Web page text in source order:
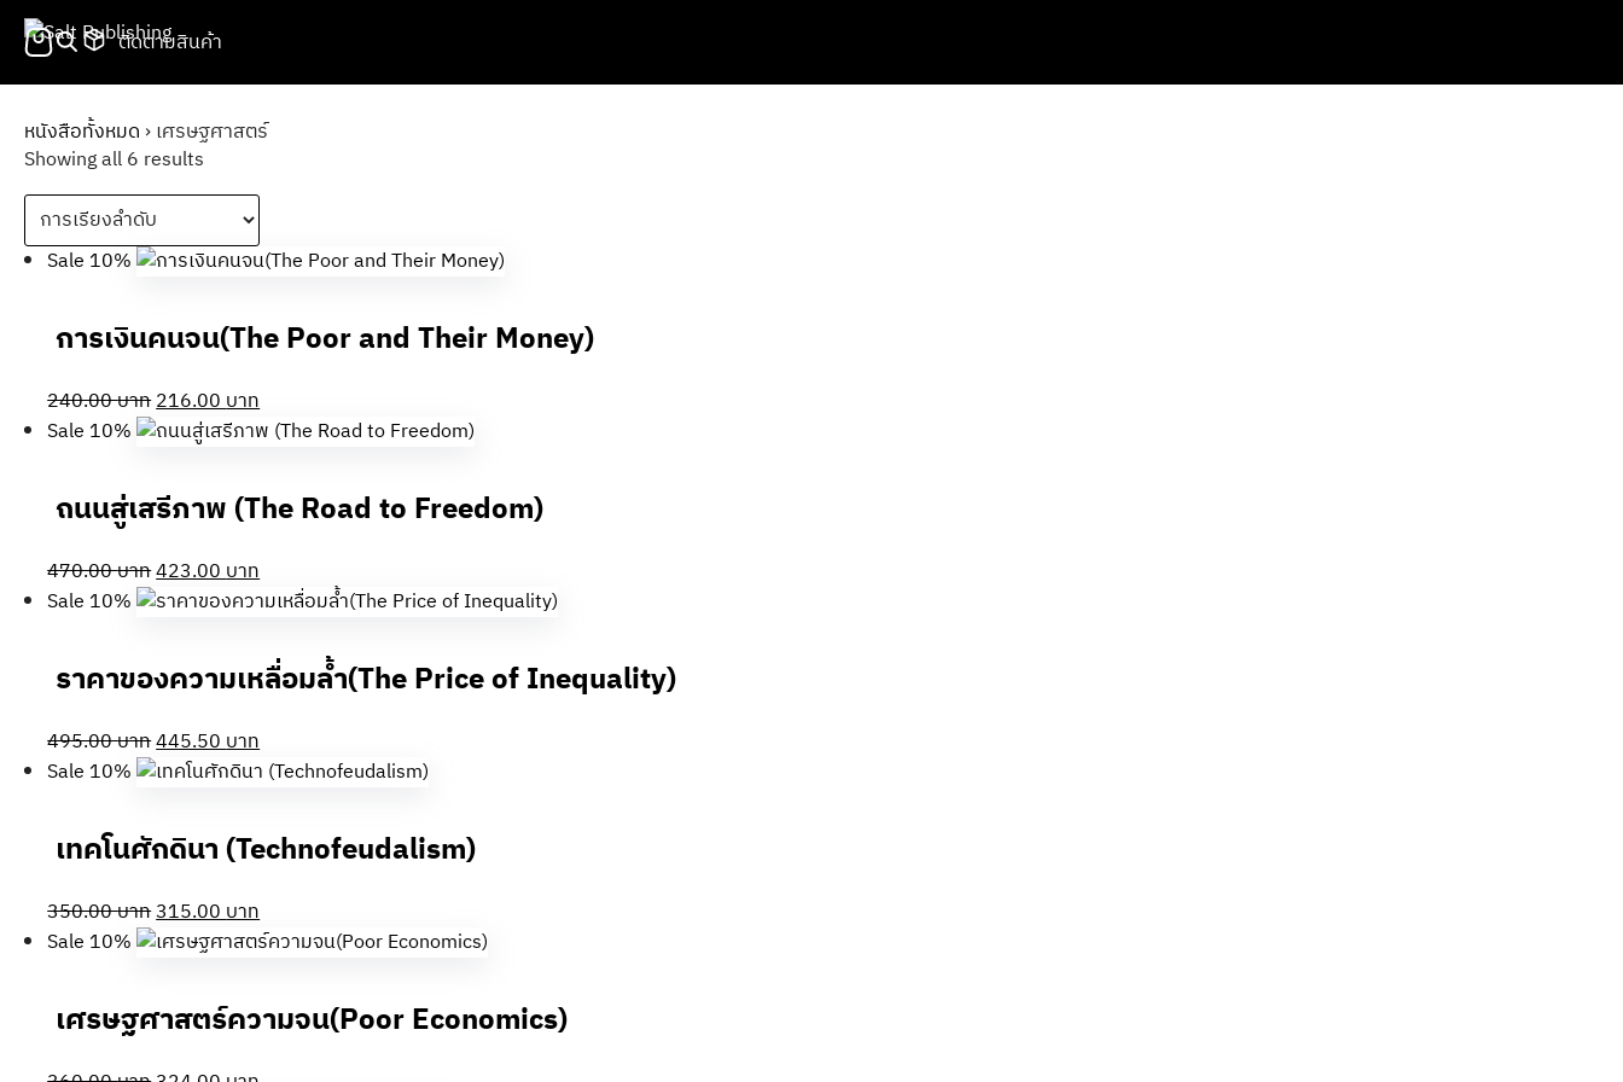
Skip
ติดตามสินค้า
Search
หนังสือทั้งหมด ›เศรษฐศาสตร์
Showing all 6 results
Sale 10%
การเงินคนจน(The Poor and Their Money)
240.00บาทOriginal
price
240.00 บาท.
216.00บาทCurrent
price
216.00 บาท.
Sale 10%
ถนนสู่เสรีภาพ (The Road to Freedom)
470.00บาทOriginal
price
423.00บาทCurrent
price
423.00 บาท.
Sale 10%
ราคาของความเหลื่อมล้ำ(The Price of Inequality)
495.00บาทOriginal
price
495.00 บาท.
445.50บาทCurrent
price
445.50 บาท.
Sale 10%
เทคโนศักดินา (Technofeudalism)
350.00บาทOriginal
price
350.00 บาท.
315.00บาทCurrent
price
315.00 บาท.
Sale 10%
เศรษฐศาสตร์ความจน(Poor Economics)